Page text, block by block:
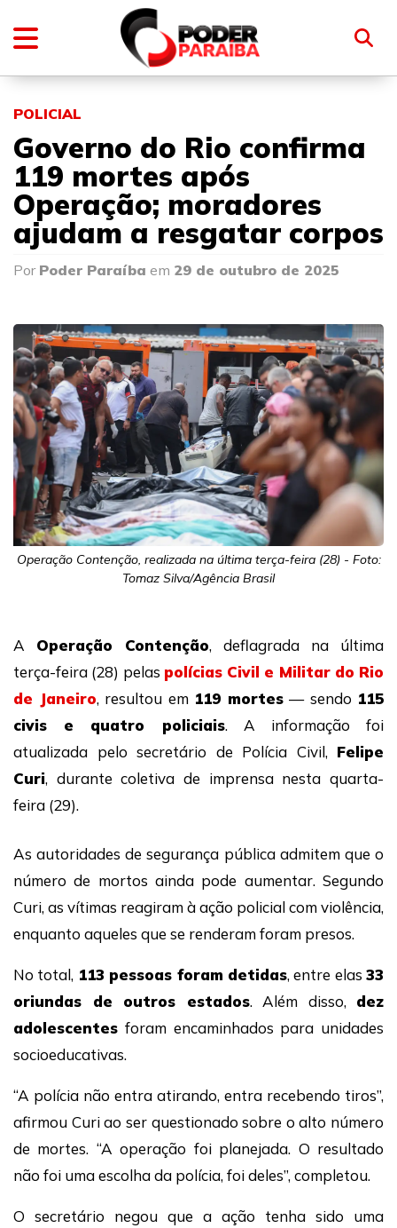
POLICIAL
Governo do Rio confirma
119 mortes após
Operação; moradores
ajudam a resgatar corpos
Por Poder Paraíba em 29 de outubro de 2025
Operação Contenção, realizada na última terça-feira (28) - Foto:
Tomaz Silva/Agência Brasil
A Operação Contenção, deflagrada na última
terça-feira (28) pelas polícias Civil e Militar do Rio
de Janeiro, resultou em 119 mortes— sendo 115
civis e quatro policiais. A informação foi
atualizada pelo secretário de Polícia Civil, Felipe
Curi, durante coletiva de imprensa nesta quarta-
feira (29).
As autoridades de segurança pública admitem que o
número de mortos ainda pode aumentar. Segundo
Curi, as vítimas reagiram à ação policial com violência,
enquanto aqueles que se renderam foram presos.
No total, 113 pessoas foram detidas, entre elas 33
oriundas de outros estados. Além disso, dez
adolescentes foram encaminhados para unidades
socioeducativas.
“A polícia não entra atirando, entra recebendo tiros”,
afirmou Curi ao ser questionado sobre o alto número
de mortes. “A operação foi planejada. O resultado
não foi uma escolha da polícia, foi deles”, completou.
O secretário negou que a ação tenha sido uma